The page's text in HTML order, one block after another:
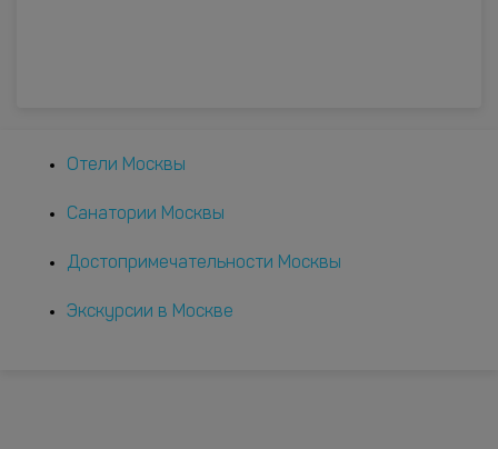
Отели Москвы
Санатории Москвы
Достопримечательности Москвы
Экскурсии в Москве